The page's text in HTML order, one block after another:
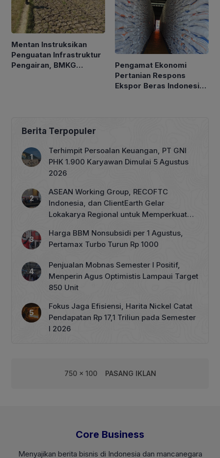
Mentan Instruksikan
Penguatan Infrastruktur
Pengairan, BMKG
Pengamat Ekonomi
Pertanian Respons
Ekspor Beras Indonesia
Berita Terpopuler
Terhimpit Persoalan Keuangan, PT GNI
PHK 1.900 Karyawan Dimulai 5 Agustus
2026
ASEAN Working Group, RECOFTC
Indonesia, dan ClientEarth Gelar
Lokakarya Regional untuk Memperkuat
Harga BBM Nonsubsidi per 1 Agustus,
Pertamax Turbo Turun Rp 1000
Penjualan Mobnas Semester I Positif,
Menperin Agus Optimistis Lampaui Target
850 Unit
Fokus Jaga Efisiensi, Harita Nickel Catat
Pendapatan Rp 17,1 Triliun pada Semester
I 2026
750 x 100 PASANG IKLAN
Core Business
Menyajikan berita bisnis di Indonesia dan mancanegara